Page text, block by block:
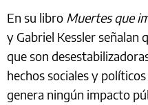
En su libro Muertes que
y Gabriel Kessler señalan
que son
hechos sociales y
genera ningún impacto